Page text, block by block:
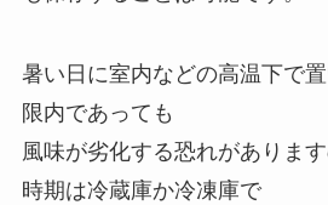
暑い日に室内などの高温下で
限内であっても
風味が劣化する恐れがありま
時期は冷蔵庫か冷凍庫で